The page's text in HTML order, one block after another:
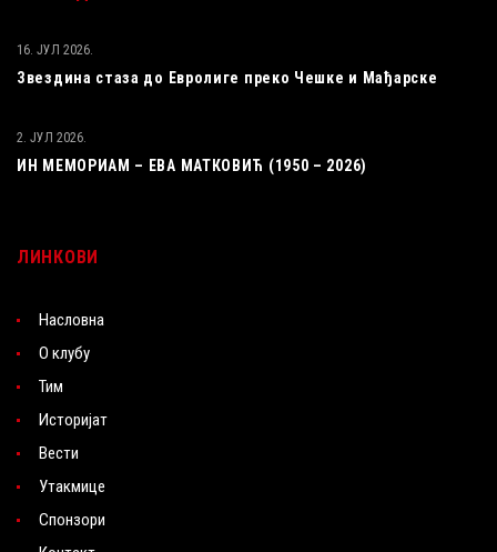
Звездина стаза до Евролиге преко Чешке и Мађарске
16. ЈУЛ 2026.
ИН МЕМОРИАМ – ЕВА МАТКОВИЋ (1950 – 2026)
2. ЈУЛ 2026.
ЛИНКОВИ
Насловна
О клубу
Тим
Историјат
Вести
Утакмице
Спонзори